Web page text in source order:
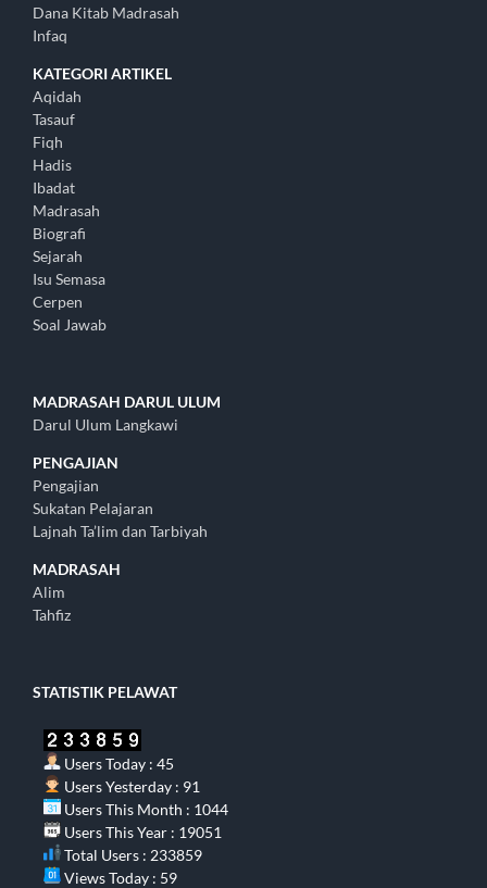
Dana Kitab Madrasah
Infaq
KATEGORI ARTIKEL
Aqidah
Tasauf
Fiqh
Hadis
Ibadat
Madrasah
Biografi
Sejarah
Isu Semasa
Cerpen
Soal Jawab
MADRASAH DARUL ULUM
Darul Ulum Langkawi
PENGAJIAN
Pengajian
Sukatan Pelajaran
Lajnah Ta’lim dan Tarbiyah
MADRASAH
Alim
Tahfiz
STATISTIK PELAWAT
Users Today : 45
Users Yesterday : 91
Users This Month : 1044
Users This Year : 19051
Total Users : 233859
Views Today : 59